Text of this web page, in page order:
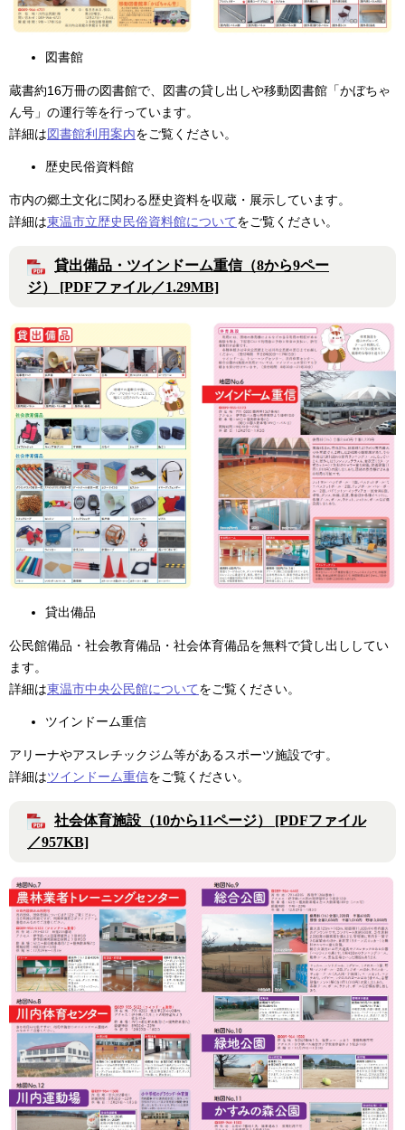
図書館
蔵書約16万冊の図書館で、図書の貸し出しや移動図書館「かぼちゃ
ん号」の運行等を行っています。
詳細は図書館利用案内をご覧ください。
歴史民俗資料館
市内の郷土文化に関わる歴史資料を収蔵・展示しています。
詳細は東温市立歴史民俗資料館についてをご覧ください。
貸出備品・ツインドーム重信（8から9ペー
ジ） [PDFファイル／1.29MB]
貸出備品
公民館備品・社会教育備品・社会体育備品を無料で貸し出ししてい
ます。
詳細は東温市中央公民館についてをご覧ください。
ツインドーム重信
アリーナやアスレチックジム等があるスポーツ施設です。
詳細はツインドーム重信をご覧ください。
社会体育施設（10から11ページ） [PDFファイル
／957KB]